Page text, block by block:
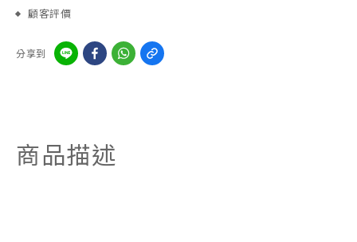
顧客評價
分享到
商品描述